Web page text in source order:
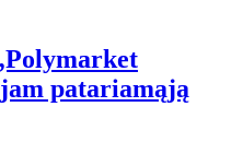
patariamąją